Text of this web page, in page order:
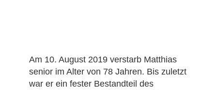
Am 10. August 2019 verstarb Matthias
senior im Alter von 78 Jahren. Bis zuletzt
war er ein fester Bestandteil des